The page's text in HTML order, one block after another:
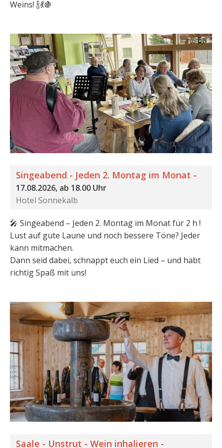
Weins! 🍾💃🍇
Singeabend - Jeden 2. Montag im Monat -
17.08.2026, ab 18.00 Uhr
Hotel Sonnekalb
🎤 Singeabend – Jeden 2. Montag im Monat für 2 h !
Lust auf gute Laune und noch bessere Töne? Jeder
kann mitmachen.
Dann seid dabei, schnappt euch ein Lied – und habt
richtig Spaß mit uns!
Saale - Unstrut - Wein inhalieren -